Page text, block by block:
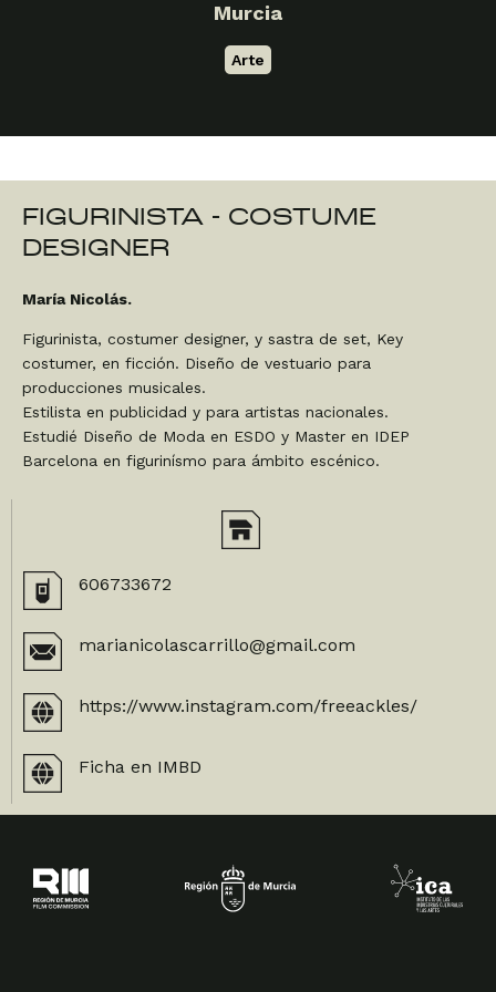
Murcia
Arte
FIGURINISTA - COSTUME
DESIGNER
María Nicolás.
Figurinista, costumer designer, y sastra de set, Key
costumer, en ficción. Diseño de vestuario para
producciones musicales.
Estilista en publicidad y para artistas nacionales.
Estudié Diseño de Moda en ESDO y Master en IDEP
Barcelona en figurinísmo para ámbito escénico.
606733672
marianicolascarrillo@gmail.com
https://www.instagram.com/freeackles/
Ficha en IMBD